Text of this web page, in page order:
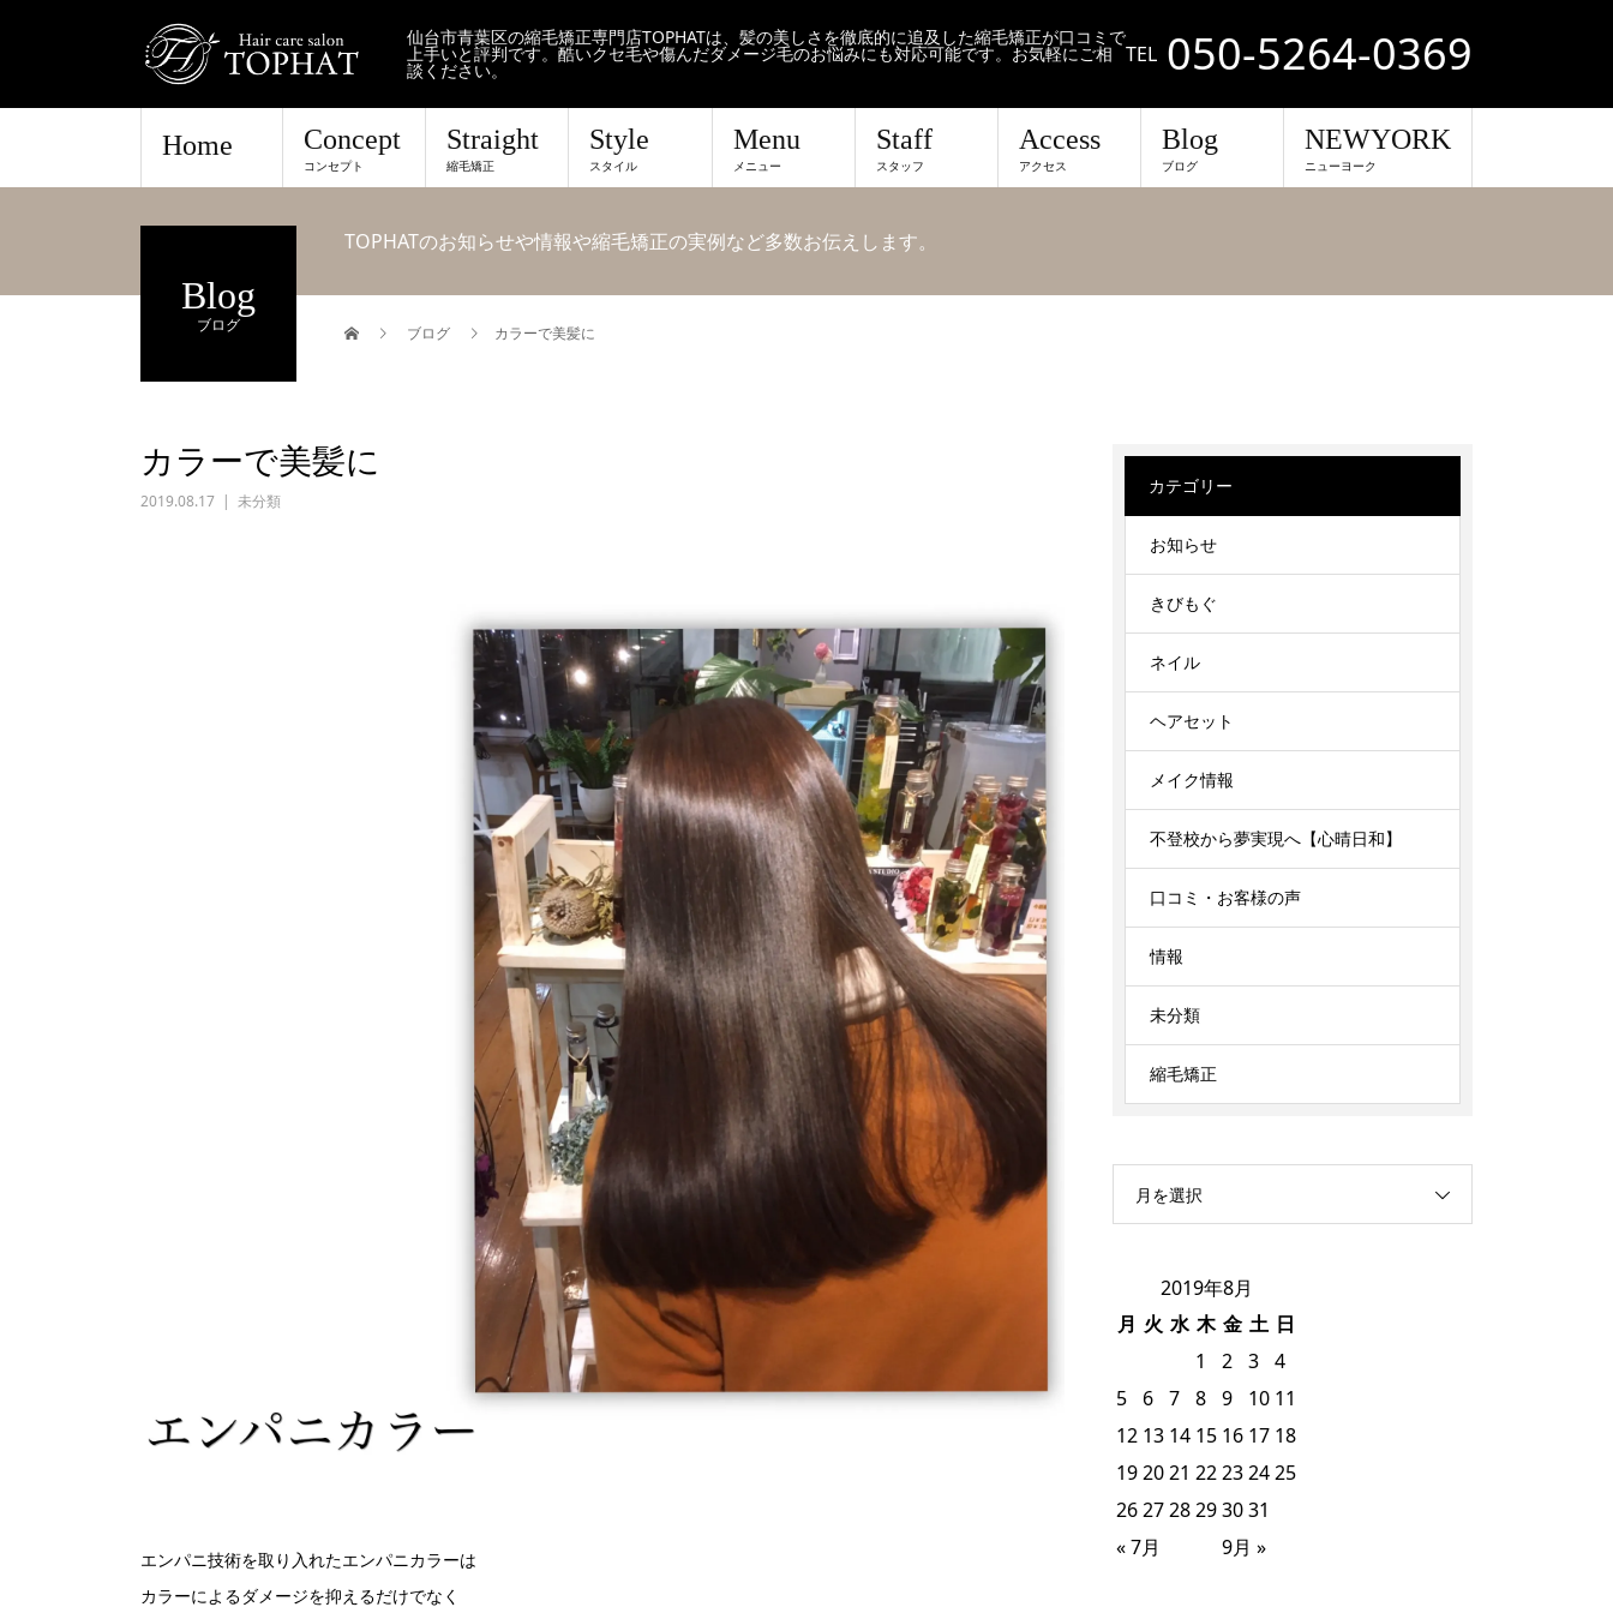
仙台市青葉区の縮毛矯正専門店TOPHATは、髪の美しさを徹底的に追及した縮毛矯正が口コミで
上手いと評判です。酷いクセ毛や傷んだダメージ毛のお悩みにも対応可能です。お気軽にご相
談ください。
TEL 050-5264-0369
Home Concept
コンセプト
Straight
縮毛矯正
Style
スタイル
Menu
メニュー
Staff
スタッフ
Access
アクセス
Blog
ブログ
NEWYORK
ニューヨーク
Blog
ブログ
TOPHATのお知らせや情報や縮毛矯正の実例など多数お伝えします。
ブログ カラーで美髪に
カラーで美髪に
2019.08.17 未分類
エンパニ技術を取り入れたエンパニカラーは
カラーによるダメージを抑えるだけでなく
カテゴリー
お知らせ
きびもぐ
ネイル
ヘアセット
メイク情報
不登校から夢実現へ【心晴日和】
口コミ・お客様の声
情報
未分類
縮毛矯正
月を選択
2019年8月
月 火 水 木 金 土 日
« 7月 9月 »
1 2 3 4
5
6 7 8 9 10 11
12 13 14 15 16 17 18
192021 22232425
262728293031